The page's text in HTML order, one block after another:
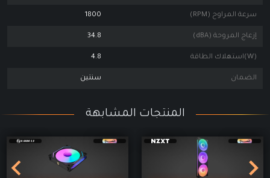
سرعة المراوح (RPM) 1800
إزعاج المروحة (dBA) 34.8
(W)استهلاك الطاقة 4.8
الضمان سنتين
المنتجات المشابهة